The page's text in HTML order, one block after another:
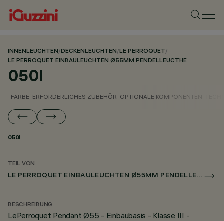
INNENLEUCHTEN/DECKENLEUCHTEN/LE PERROQUET/
LE PERROQUET EINBAULEUCHTEN Ø55MM PENDELLEUCTHE
050I
FARBE ERFORDERLICHES ZUBEHÖR OPTIONALE KOMPONENTEN
050I
TEIL VON
LE PERROQUET EINBAULEUCHTEN Ø55MM PENDELLEUCTHE
BESCHREIBUNG
LePerroquet Pendant Ø55 - Einbaubasis - Klasse III -